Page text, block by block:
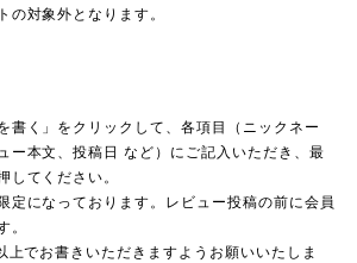
対象外となります。
書く」をクリックして、各項目（ニックネー
ー本文、投稿日 など）にご記入いただき、最
してください。
定になっております。レビュー投稿の前に会員
。
でお書きいただきますようお願いいたしま